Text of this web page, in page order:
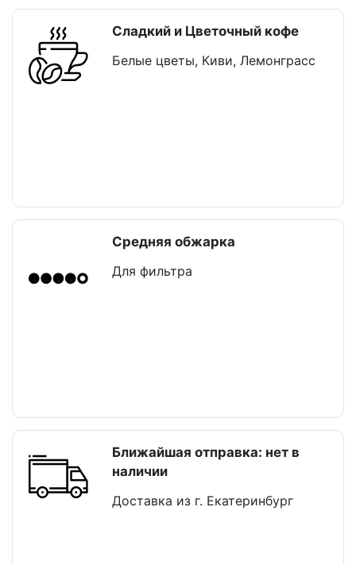
Сладкий и Цветочный кофе
Белые цветы, Киви, Лемонграсс
Средняя обжарка
Для фильтра
Ближайшая отправка: нет в
наличии
Доставка из г. Екатеринбург